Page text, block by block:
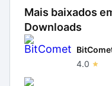
Mais baixados
Downloads
4.0